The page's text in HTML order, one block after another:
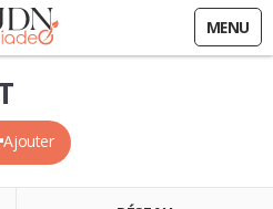
MENU
Ajouter